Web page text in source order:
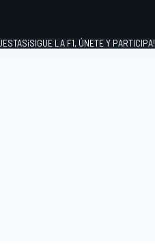
¡SIGUE LA F1, ÚNETE Y PARTICIPA!